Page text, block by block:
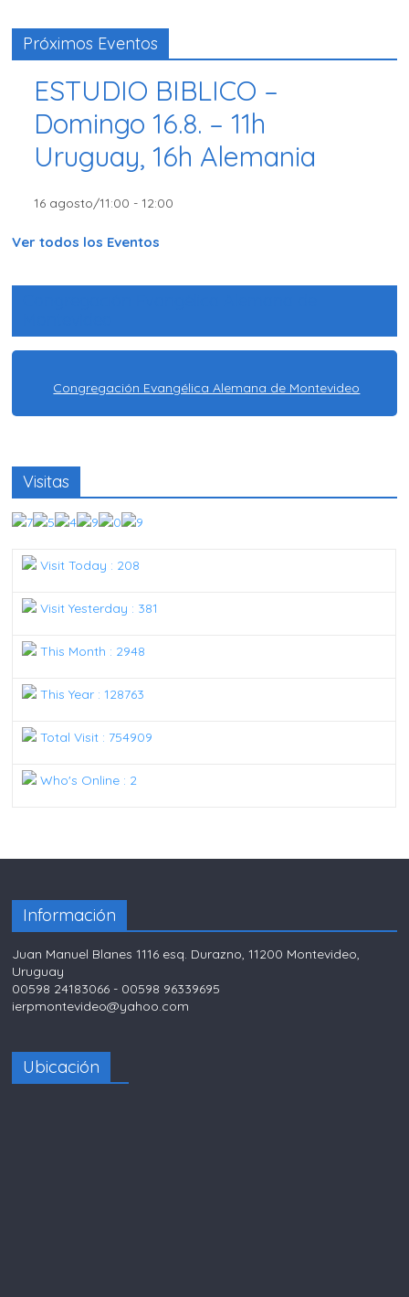
Próximos Eventos
ESTUDIO BIBLICO –
Domingo 16.8. – 11h
Uruguay, 16h Alemania
16 agosto/11:00 -12:00
Ver todos los Eventos
Congregación Evangélica Alemana de Montevideo
Visitas
Visit Today : 208
Visit Yesterday : 381
This Month : 2948
This Year : 128763
Total Visit : 754909
Who's Online : 2
Información
Juan Manuel Blanes 1116 esq. Durazno, 11200 Montevideo,
Uruguay
00598 24183066 - 00598 96339695
ierpmontevideo@yahoo.com
Ubicación